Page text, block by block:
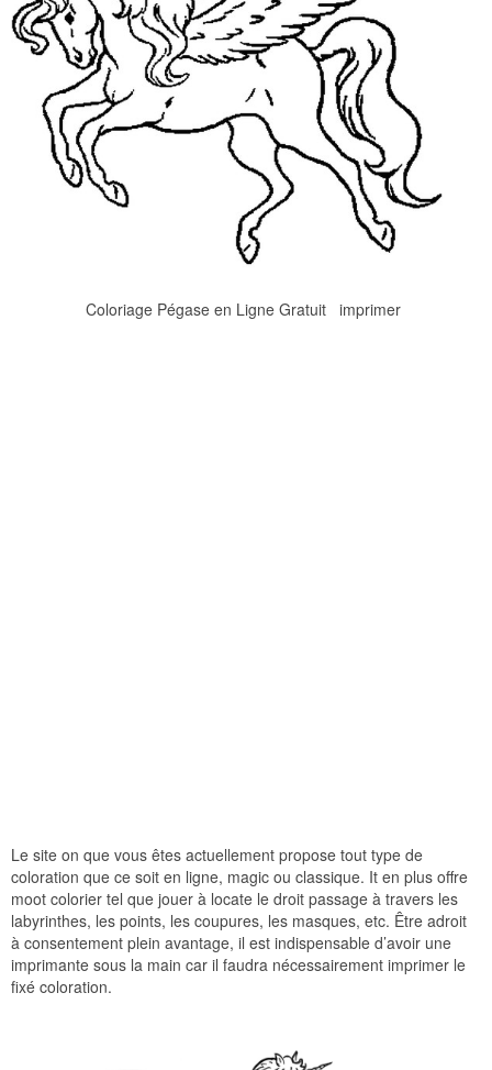
Coloriage Pégase en Ligne Gratuit imprimer
Le site on que vous êtes actuellement propose tout type de
coloration que ce soit en ligne, magic ou classique. It en plus offre
moot colorier tel que jouer à locate le droit passage à travers les
labyrinthes, les points, les coupures, les masques, etc. Être adroit
à consentement plein avantage, il est indispensable d’avoir une
imprimante sous la main car il faudra nécessairement imprimer le
fixé coloration.